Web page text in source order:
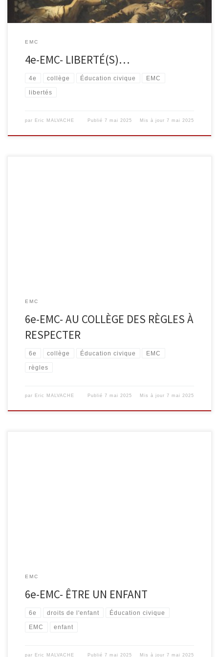
EMC
4e-EMC- LIBERTÉ(S)…
4e collège Éducation civique EMC
libertés
par Eric MALVACHE Publié7 mai 2025 Mis à jour7 mai 2025
EMC
6e-EMC- AU COLLÈGE DES RÈGLES À
RESPECTER
6e collège Éducation civique EMC
règles
par Eric MALVACHE Publié7 mai 2025 Mis à jour7 mai 2025
EMC
6e-EMC- ÊTRE UN ENFANT
6e droits de l'enfant Éducation civique
EMC enfant
par Eric MALVACHE Publié7 mai 2025 Mis à jour7 mai 2025